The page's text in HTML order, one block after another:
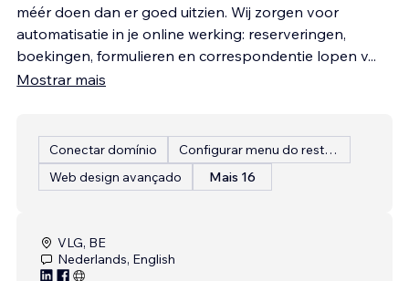
méér doen dan er goed uitzien. Wij zorgen voor
automatisatie in je online werking: reserveringen,
boekingen, formulieren en correspondentie lopen v...
Mostrar mais
Conectar domínio
Configurar menu do restaurante
Web design avançado
Mais 16
VLG, BE
Nederlands, English